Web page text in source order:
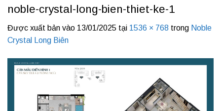
noble-crystal-long-bien-thiet-ke-1
Được xuất bản vào 13/01/2025 tại 1536 × 768 trong Noble
Crystal Long Biên